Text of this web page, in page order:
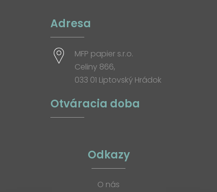
Adresa
MFP papier s.r.o.
Celiny 866,
033 01 Liptovský Hrádok
Otváracia doba
Odkazy
O nás